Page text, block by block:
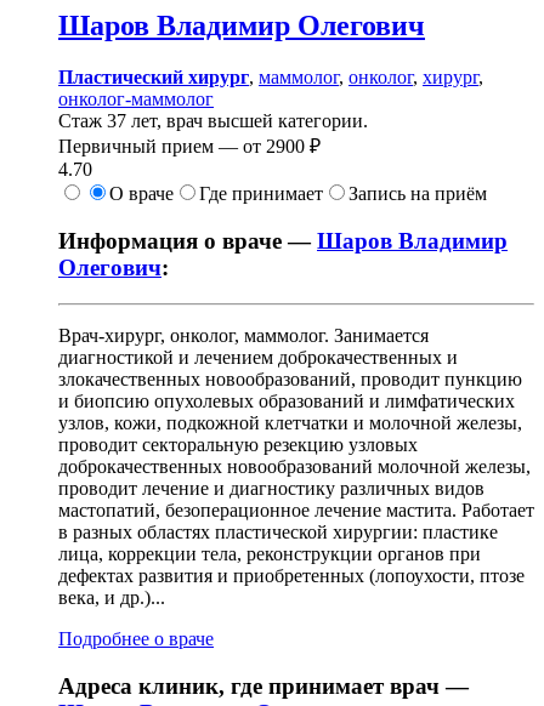
Шаров Владимир Олегович
Пластический хирург, маммолог, онколог, хирург,
онколог-маммолог
Стаж 37 лет, врач высшей категории.
Первичный прием — от 2900 ₽
4.70
О враче
Где принимает Запись на приём
Информация о враче —Шаров Владимир
Олегович:
Врач-хирург, онколог, маммолог. Занимается
диагностикой и лечением доброкачественных и
злокачественных новообразований, проводит пункцию
и биопсию опухолевых образований и лимфатических
узлов, кожи, подкожной клетчатки и молочной железы,
проводит секторальную резекцию узловых
доброкачественных новообразований молочной железы,
проводит лечение и диагностику различных видов
мастопатий, безоперационное лечение мастита. Работает
в разных областях пластической хирургии: пластике
лица, коррекции тела, реконструкции органов при
дефектах развития и приобретенных (лопоухости, птозе
века, и др.)...
Подробнее о враче
Адреса клиник, где принимает врач —